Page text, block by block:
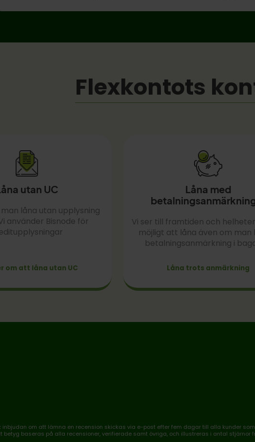
Flexkontots
utan UC
man låna utan upplysning
använder Bisnode för
om att låna utan UC
Låna med
Vi ser till framtiden och
möjligt att låna även om man
betalningsanmärkning i
Låna trots anmärkning
inbjudan om att lämna en recension skickas via e-post efter fem dagar till alla kunder
betyg baseras på alla recensioner, verifierade samt övriga, och illustreras i antal stjärnor